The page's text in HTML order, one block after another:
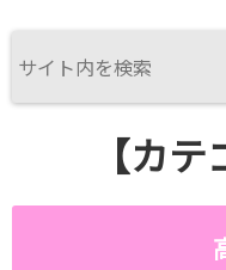
【カテ